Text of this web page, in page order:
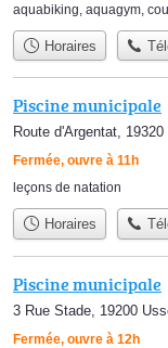
aquabiking aquagym
Horaires
Piscine municipale
Route d'Argentat,
Fermée, ouvre à 11h
leçons de natation
Horaires
Piscine municipale
3 Rue Stade, 19200
Fermée, ouvre à 12h